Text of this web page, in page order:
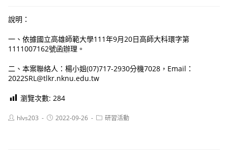
說明：
一、依據國立高雄師範大學111年9月20日高師大科環字第
1111007162號函辦理。
二、本案聯絡人：楊小姐(07)717-2930分機7028，Email：
2022SRL@tlkr.nknu.edu.tw
瀏覽次數: 284
Posthlvs203
Post2022-09-26
Post研習活動